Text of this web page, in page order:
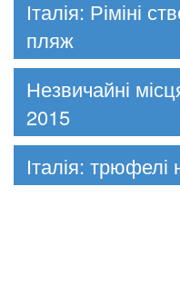
Італія: Ріміні
пляж
Незвичайні
2015
Італія: